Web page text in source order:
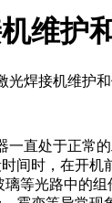
维护
光焊接机维护
一直处于正常
间时，在开机
璃等光路中的